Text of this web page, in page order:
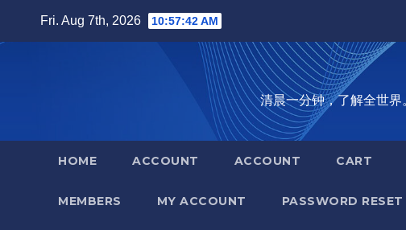
Fri. Aug 7th, 2026 10:57:43 AM
清晨一分钟，了解全世
HOME ACCOUNT ACCOUNT CART
MEMBERS MY ACCOUNT PASSWORD RESET